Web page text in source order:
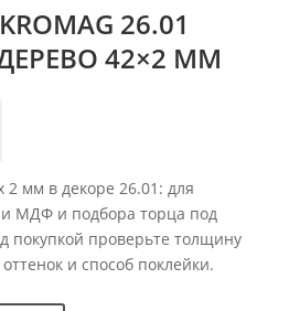
26.01
42×2 ММ
2 мм в декоре 26.01: для
МДФ и подбора торца под
покупкой проверьте толщину
и способ поклейки.